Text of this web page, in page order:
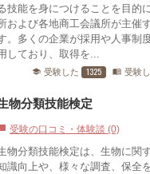
技能を身につけることを目的
および各地商工会議所が主催
。多くの企業が採用や人事制
しており、取得を...
school 受験した 1325 menu_book 受験
物分類技能検定
chat_bubble 受験の口コミ・体験談 (0)
物分類技能検定は、生物に関
識向上や、様々な調査、保全